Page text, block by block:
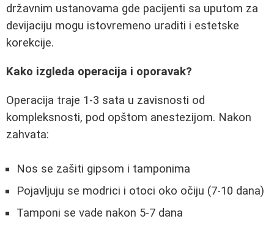
državnim ustanovama gde pacijenti sa uputom za
devijaciju mogu istovremeno uraditi i estetske
korekcije.
Kako izgleda operacija i oporavak?
Operacija traje 1-3 sata u zavisnosti od
kompleksnosti, pod opštom anestezijom. Nakon
zahvata:
Nos se zašiti gipsom i tamponima
Pojavljuju se modrici i otoci oko očiju (7-10 dana)
Tamponi se vade nakon 5-7 dana